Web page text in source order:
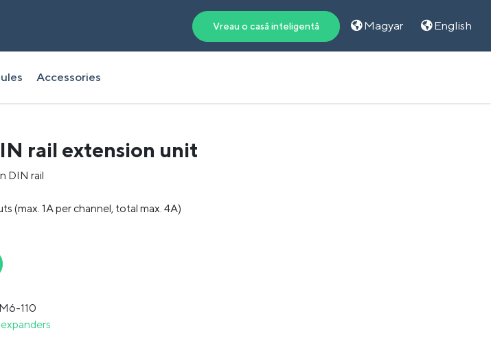
Vreau o casă inteligentă Magyar English
Accessories
rail extension unit
DIN rail
(max. 1A per channel, total max. 4A)
110